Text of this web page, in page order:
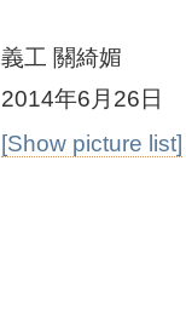
義工 關綺媚
2014年6月26日
[Show picture list]